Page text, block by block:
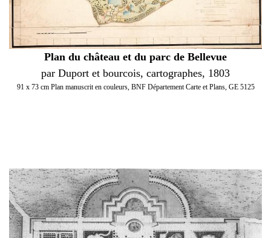
Plan du château et du parc de Bellevue
par Duport et bourcois, cartographes, 1803
91 x 73 cm Plan manuscrit en couleurs, BNF Département Carte et Plans, GE 5125